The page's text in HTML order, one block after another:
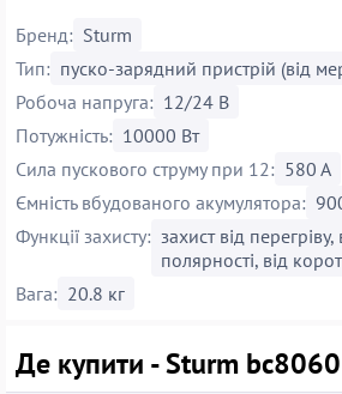
Бренд: Sturm
Тип: пуско-зарядний пристрій (від
Робоча напруга: 12/24 В
Потужність: 10000 Вт
Сила пускового струму при 12: 580 А
Ємність вбудованого акумулятора:
Функції захисту: захист від
полярності, від
Вага: 20.8 кг
Де купити - Sturm bc8060